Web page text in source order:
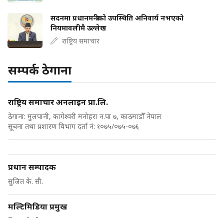
सदनमा प्रधानमन्त्रीको उपस्थिति अनिवार्य नभएको
नियमावलीमै उल्लेख
राष्ट्रिय समाचार
सम्पर्क ठेगाना
राष्ट्रिय समाचार अनलाइन प्रा.लि.
ठेगाना: मुलपानी, कागेश्वरी मनोहरा न.पा ७, काठमाडौँ नेपाल
सूचना तथा प्रशारण विभाग दर्ता नं: १०७५/०७५-०७६
प्रधान सम्पादक
सुजित के. सी.
मल्टिमिडिया प्रमुख